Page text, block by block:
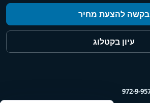
בקשה להצעת מחיר
עיון בקטלוג